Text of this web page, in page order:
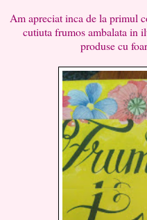
Am apreciat inca de la primul
cutiuta frumos ambalata in
produse cu